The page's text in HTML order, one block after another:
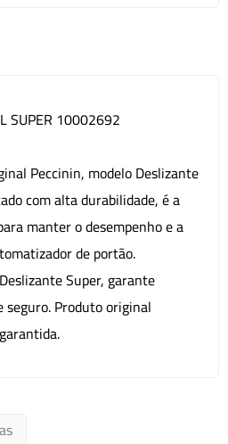
SUPER 10002692
Peccinin, modelo Deslizante
com alta durabilidade, é a
manter o desempenho e a
de portão.
Super, garante
Produto original